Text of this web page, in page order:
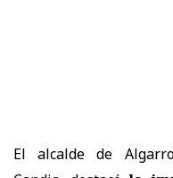
El alcalde de